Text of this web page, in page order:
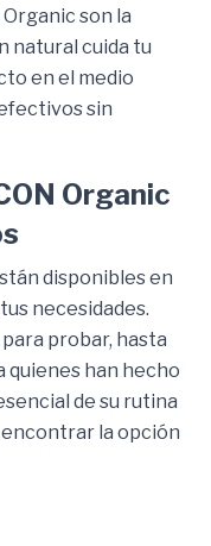
son la
natural cuida tu
en el medio
sin
Organic
disponibles en
necesidades.
probar, hasta
quienes han hecho
de su rutina
la opción